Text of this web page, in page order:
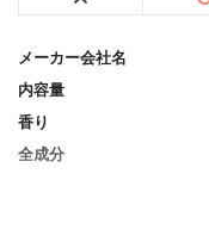
メーカー会社名
内容量
香り
全成分